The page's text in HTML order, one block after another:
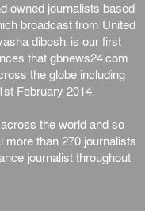
owned journalists based
broadcast from United
dibosh, is our first
that gbnews24.com
the globe including
February 2014.
the world and so
more than 270 journalists
journalist throughout